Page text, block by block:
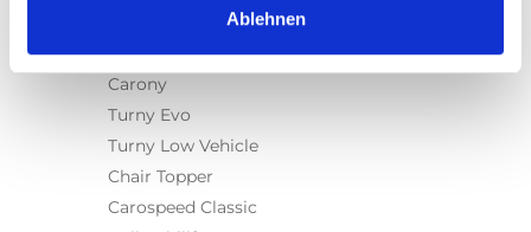
Ablehnen
Produkte
Carony
Turny Evo
Turny Low Vehicle
Chair Topper
Carospeed Classic